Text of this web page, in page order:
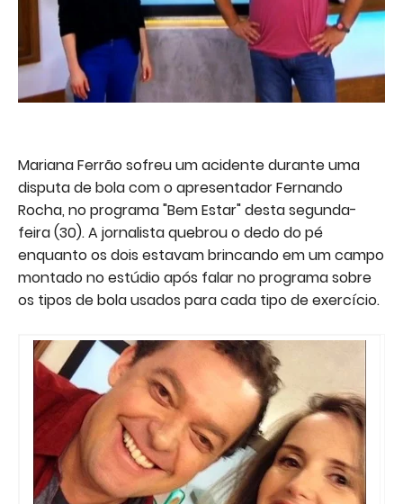
Mariana Ferrão sofreu um acidente durante uma
disputa de bola com o apresentador Fernando
Rocha, no programa "Bem Estar" desta segunda-
feira (30). A jornalista quebrou o dedo do pé
enquanto os dois estavam brincando em um campo
montado no estúdio após falar no programa sobre
os tipos de bola usados para cada tipo de exercício.